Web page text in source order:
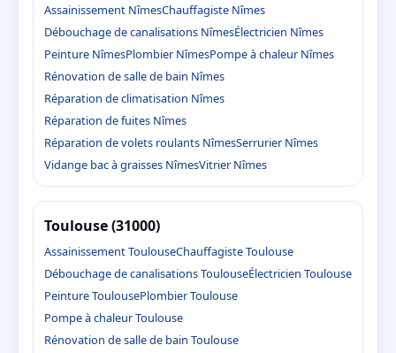
Assainissement NîmesChauffagiste Nîmes
Débouchage de canalisations NîmesÉlectricien Nîmes
Peinture NîmesPlombier NîmesPompe à chaleur Nîmes
Rénovation de salle de bain Nîmes
Réparation de climatisation Nîmes
Réparation de fuites Nîmes
Réparation de volets roulants NîmesSerrurier Nîmes
Vidange bac à graisses NîmesVitrier Nîmes
Toulouse (31000)
Assainissement ToulouseChauffagiste Toulouse
Débouchage de canalisations ToulouseÉlectricien Toulouse
Peinture ToulousePlombier Toulouse
Pompe à chaleur Toulouse
Rénovation de salle de bain Toulouse